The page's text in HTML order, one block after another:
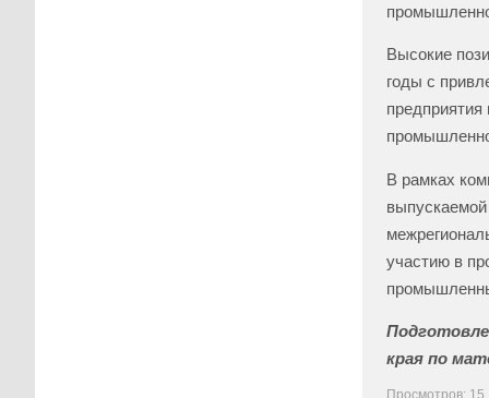
Высокие
годы с
предприятия
В рамках
выпускаемой
участию в
края по
Просмотров: 15